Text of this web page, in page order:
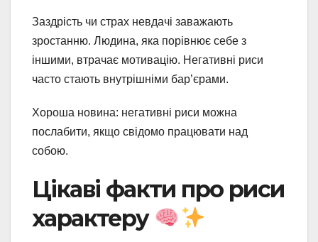
Заздрість чи страх невдачі заважають
зростанню. Людина, яка порівнює себе з
іншими, втрачає мотивацію. Негативні риси
часто стають внутрішніми бар’єрами.
Хороша новина: негативні риси можна
послабити, якщо свідомо працювати над
собою.
Цікаві факти про риси
характеру